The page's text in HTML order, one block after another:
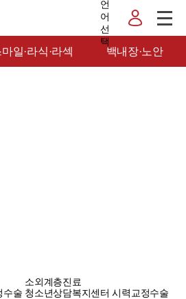
일·라식·라섹 백내장·노안
수술
소외계층진료
청소년상담복지센터 시력교정수술